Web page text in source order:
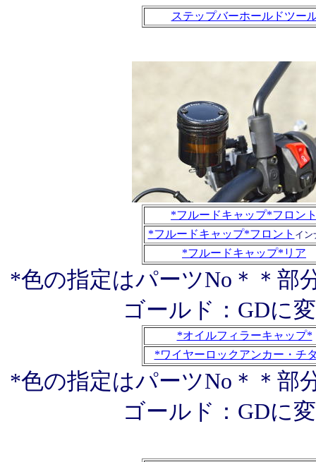
ステップバーホールドツー
*フルードキャップ*フロン
*フルードキャップ*フロント イン
*フルードキャップ*リア
*色の指定はパーツNo＊＊部
ゴールド：GDに
*オイルフィラーキャップ*
*ワイヤーロックアンカー・チ
*色の指定はパーツNo＊＊部
ゴールド：GDに